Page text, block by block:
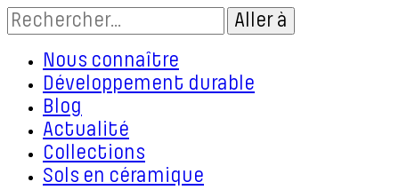
Nous connaître
Développement durable
Blog
Actualité
Collections
Sols en céramique